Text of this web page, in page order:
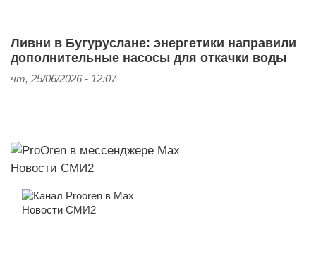
Ливни в Бугуруслане: энергетики направили
дополнительные насосы для откачки воды
чт, 25/06/2026 - 12:07
Новости СМИ2
Новости СМИ2